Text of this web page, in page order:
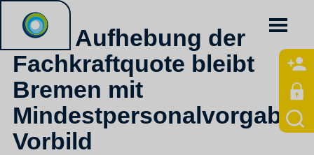
Trotz Aufhebung der
Fachkraftquote bleibt
Bremen mit
Mindestpersonalvorgaben
Vorbild